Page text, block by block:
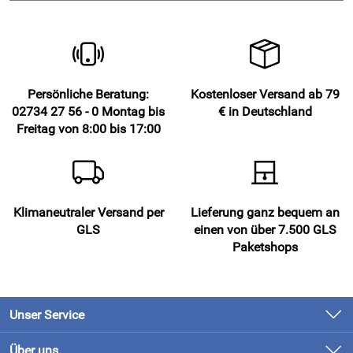
Die Montage erfolgt komplett
. Die
mitgelieferten hochwertigen Edelstahlhaken werden einfach
Schrauben oder Beschädigungen.
Mit dem praktischen Kordelstopper kann die Höhe
individuell eingestellt werden. Die Restkordel lässt sich
sauber über den mitgelieferten Kordelwickler fixieren.
Vorteile Raffrollo / Ösenrollo Metis – Graublau
setzt dezente, stilvolle Farbakzente im Raum
einfache Montage ohne Bohren
zusätzliche Öse bei Größe 100 cm verhindert
Durchhängen
Persönliche Beratung:
02734 27 56 - 0 Montag bis
Freitag von 8:00 bis 17:00
Kostenloser Versand ab 79
€ in Deutschland
Klimaneutraler Versand per
GLS
Lieferung ganz bequem an
einen von über 7.500 GLS
Paketshops
Unser Service
Kontakt